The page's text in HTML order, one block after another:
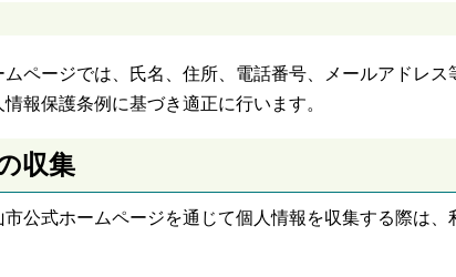
ページでは、氏名、住所、電話番号、メールアドレ
報保護条例に基づき適正に行います。
収集
公式ホームページを通じて個人情報を収集する際は